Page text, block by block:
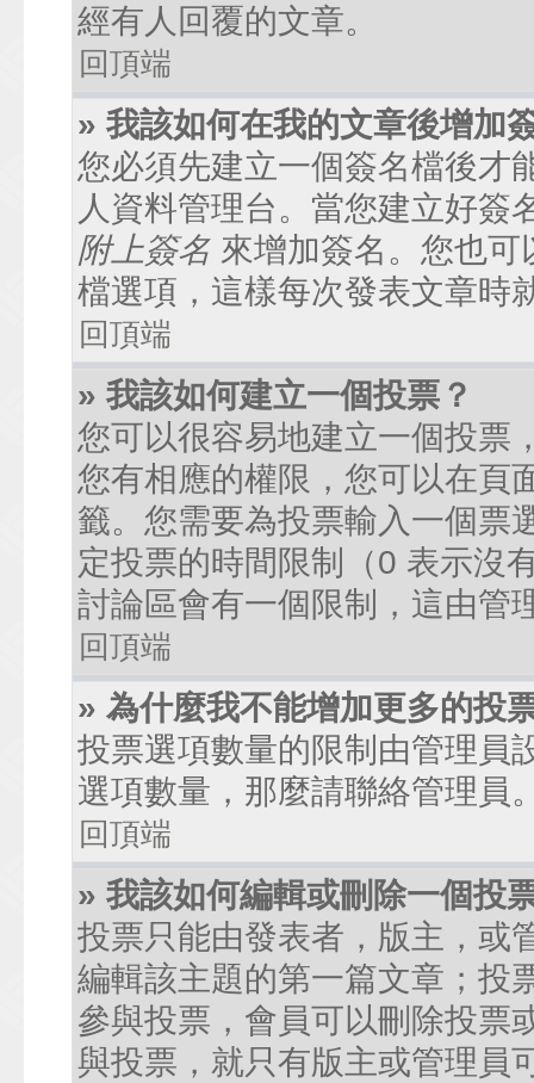
經有人回覆的文章。
回頂端
» 我該如何在我的文章後增加
您必須先建立一個簽名檔後才
人資料管理台。當您建立好簽
附上簽名 來增加簽名。您也
檔選項，這樣每次發表文章時
回頂端
» 我該如何建立一個投票？
您可以很容易地建立一個投票
您有相應的權限，您可以在頁
籤。您需要為投票輸入一個票
定投票的時間限制（0 表示沒
討論區會有一個限制，這由管
回頂端
» 為什麼我不能增加更多的投
投票選項數量的限制由管理員
選項數量，那麼請聯絡管理員
回頂端
» 我該如何編輯或刪除一個投
投票只能由發表者，版主，或
編輯該主題的第一篇文章；投
參與投票，會員可以刪除投票
與投票，就只有版主或管理員